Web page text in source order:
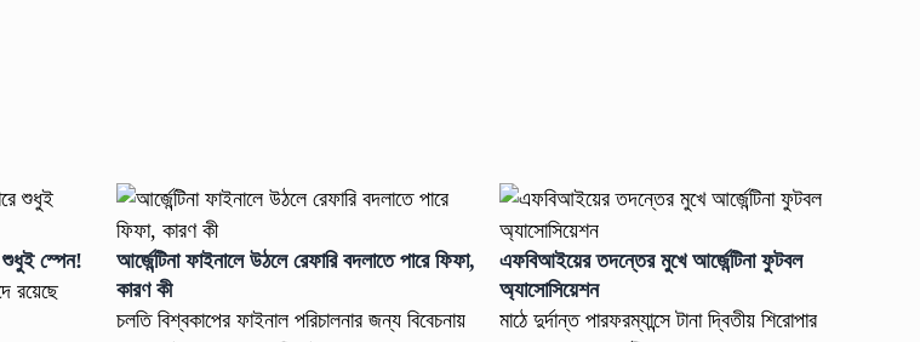
শুধুই স্পেন!
রয়েছে
আর্জেন্টিনা ফাইনালে উঠলে রেফারি বদলাতে পারে ফিফা,
কারণ কী
চলতি বিশ্বকাপের ফাইনাল পরিচালনার জন্য বিবেচনায়
এফবিআইয়ের তদন্তের মুখে আর্জেন্টিনা ফুটবল
অ্যাসোসিয়েশন
মাঠে দুর্দান্ত পারফরম্যান্সে টানা দ্বিতীয় শিরোপার